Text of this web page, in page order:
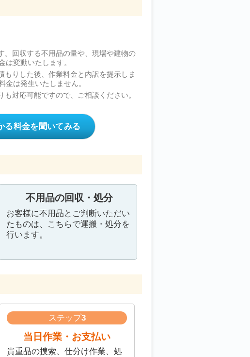
。回収する不用品の量や、現場や建物の
は変動いたします。
もりした後、作業料金と内訳を提示しま
金は発生いたしません。
も対応可能ですので、ご相談ください。
る料金を聞いてみる
不用品の回収・処分
お客様に不用品とご判断いただい
たものは、こちらで運搬・処分を
行います。
ステップ3
当日作業・お支払い
貴重品の捜索、仕分け作業、処